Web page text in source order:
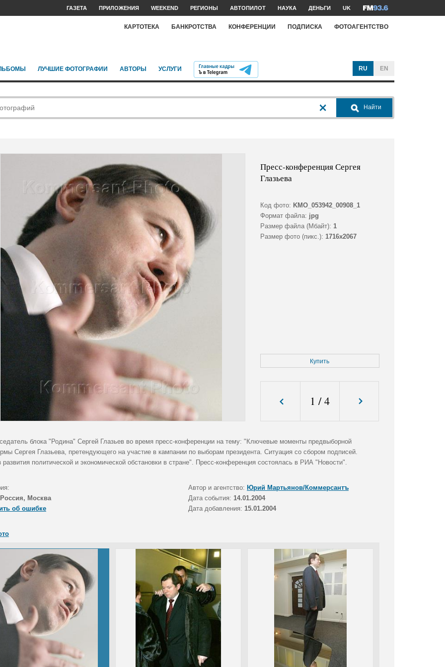
ГАЗЕТА ПРИЛОЖЕНИЯ WEEKEND РЕГИОНЫ АВТОПИЛОТ НАУКА ДЕНЬГИ UK
КАРТОТЕКА БАНКРОТСТВА КОНФЕРЕНЦИИ ПОДПИСКА ФОТОАГЕНТСТВО
ЛУЧШИЕ ФОТОГРАФИИ АВТОРЫ УСЛУГИ RU EN
Найти
Пресс-конференция Сергея
Глазьева
Код фото: KMO_053942_00908_1
Формат файла: jpg
Размер файла (Мбайт): 1
Размер фото (пикс.): 1716x2067
Купить
1 /4
блока "Родина" Сергей Глазьев во время пресс-конференции на тему: "Ключевые моменты предвыборной
Сергея Глазьева, претендующего на участие в кампании по выборам президента. Ситуация со сбором подписей.
развития политической и экономической обстановки в стране". Пресс-конференция состоялась в РИА "Новости".
Автор и агентство: Юрий Мартьянов/Коммерсантъ
Россия, Москва Дата события: 14.01.2004
об ошибке
Дата добавления: 15.01.2004